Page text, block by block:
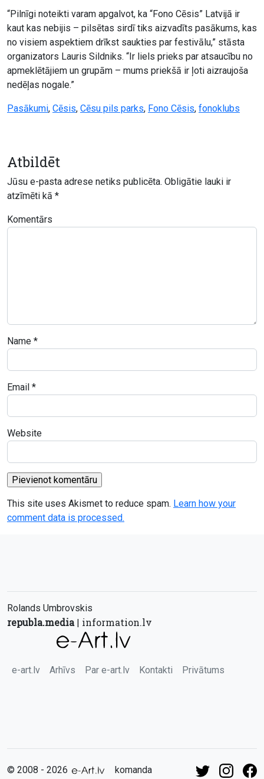
“Pilnīgi noteikti varam apgalvot, ka “Fono Cēsis” Latvijā ir
kaut kas nebijis – pilsētas sirdī tiks aizvadīts pasākums, kas
no visiem aspektiem drīkst saukties par festivālu,” stāsta
organizators Lauris Sildniks. “Ir liels prieks par atsaucību no
apmeklētājiem un grupām – mums priekšā ir ļoti aizraujoša
nedēļas nogale.”
Pasākumi, Cēsis, Cēsu pils parks, Fono Cēsis, fonoklubs
Atbildēt
Jūsu e-pasta adrese netiks publicēta. Obligātie lauki ir
atzīmēti kā *
Komentārs
Name *
Email *
Website
This site uses Akismet to reduce spam. Learn how your
comment data is processed.
Rolands Umbrovskis
republa.media| information.lv
e-art.lv Arhīvs Par e-art.lv Kontakti Privātums
© 2008 - 2026 komanda